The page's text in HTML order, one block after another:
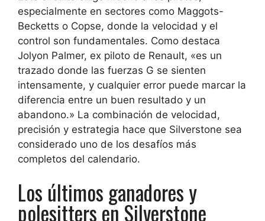
especialmente en sectores como Maggots-
Becketts o Copse, donde la velocidad y el
control son fundamentales. Como destaca
Jolyon Palmer, ex piloto de Renault, «es un
trazado donde las fuerzas G se sienten
intensamente, y cualquier error puede marcar la
diferencia entre un buen resultado y un
abandono.» La combinación de velocidad,
precisión y estrategia hace que Silverstone sea
considerado uno de los desafíos más
completos del calendario.
Los últimos ganadores y
polesitters en Silverstone